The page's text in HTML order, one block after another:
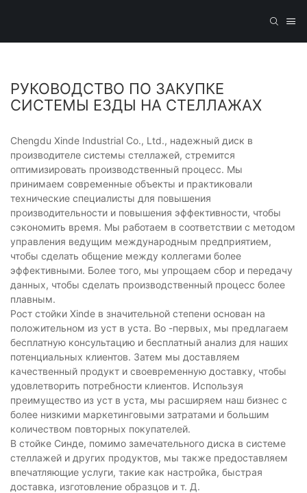
РУКОВОДСТВО ПО ЗАКУПКЕ
СИСТЕМЫ ЕЗДЫ НА СТЕЛЛАЖАХ
Chengdu Xinde Industrial Co., Ltd., надежный диск в
производителе системы стеллажей, стремится
оптимизировать производственный процесс. Мы
принимаем современные объекты и практиковали
технические специалисты для повышения
производительности и повышения эффективности, чтобы
сэкономить время. Мы работаем в соответствии с методом
управления ведущим международным предприятием,
чтобы сделать общение между коллегами более
эффективными. Более того, мы упрощаем сбор и передачу
данных, чтобы сделать производственный процесс более
плавным.
Рост стойки Xinde в значительной степени основан на
положительном из уст в уста. Во -первых, мы предлагаем
бесплатную консультацию и бесплатный анализ для наших
потенциальных клиентов. Затем мы доставляем
качественный продукт и своевременную доставку, чтобы
удовлетворить потребности клиентов. Используя
преимущество из уст в уста, мы расширяем наш бизнес с
более низкими маркетинговыми затратами и большим
количеством повторных покупателей.
В стойке Синде, помимо замечательного диска в системе
стеллажей и других продуктов, мы также предоставляем
впечатляющие услуги, такие как настройка, быстрая
доставка, изготовление образцов и т. Д.